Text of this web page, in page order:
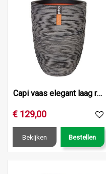
Capi vaas elegant laag rib nl 46x58 antraciet
€ 129,00
Bekijken Bestellen